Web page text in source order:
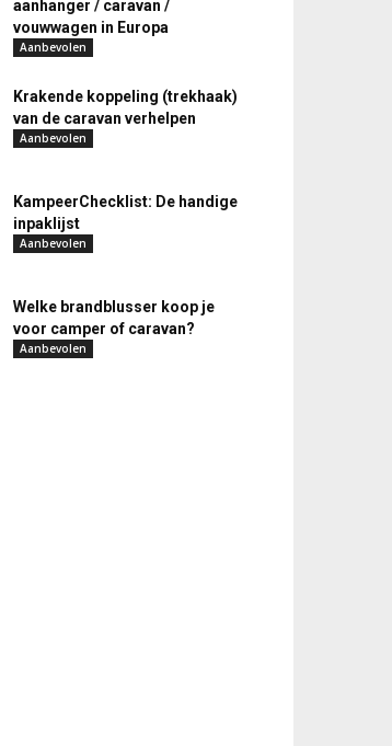
aanhanger / caravan /
vouwwagen in Europa
Aanbevolen
Krakende koppeling (trekhaak)
van de caravan verhelpen
Aanbevolen
KampeerChecklist: De handige
inpaklijst
Aanbevolen
Welke brandblusser koop je
voor camper of caravan?
Aanbevolen